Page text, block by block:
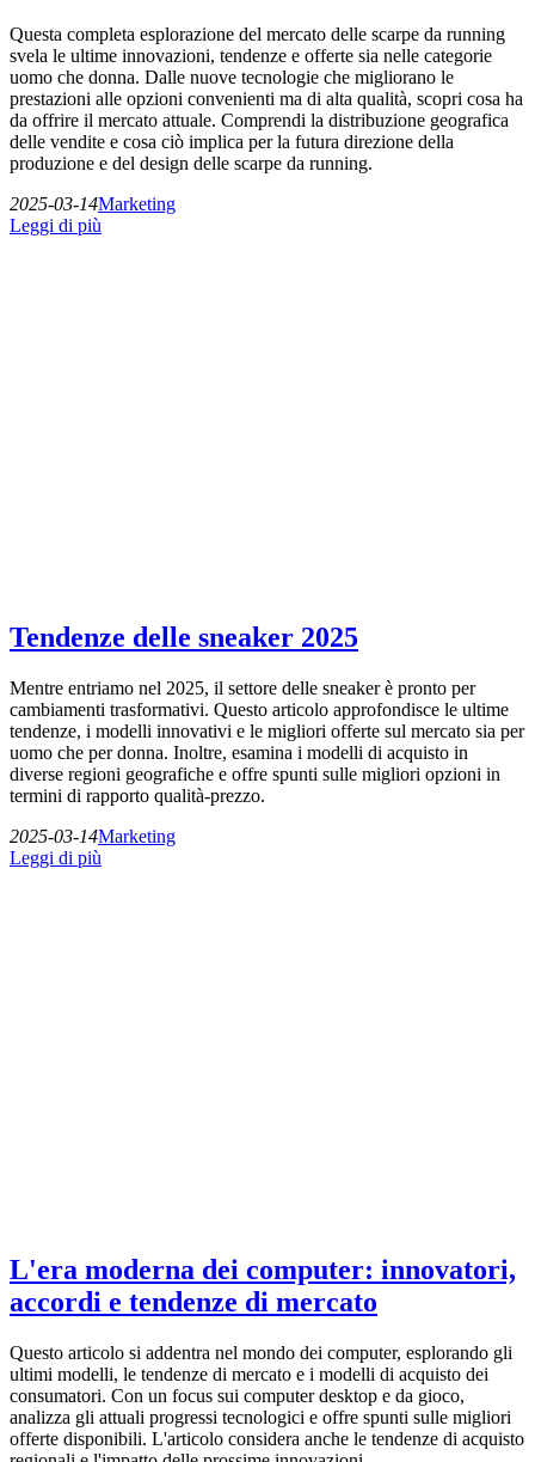
Questa completa esplorazione del mercato delle scarpe da running
svela le ultime innovazioni, tendenze e offerte sia nelle categorie
uomo che donna. Dalle nuove tecnologie che migliorano le
prestazioni alle opzioni convenienti ma di alta qualità, scopri cosa ha
da offrire il mercato attuale. Comprendi la distribuzione geografica
delle vendite e cosa ciò implica per la futura direzione della
produzione e del design delle scarpe da running.
2025-03-14Marketing
Leggi di più
Tendenze delle sneaker 2025
Mentre entriamo nel 2025, il settore delle sneaker è pronto per
cambiamenti trasformativi. Questo articolo approfondisce le ultime
tendenze, i modelli innovativi e le migliori offerte sul mercato sia per
uomo che per donna. Inoltre, esamina i modelli di acquisto in
diverse regioni geografiche e offre spunti sulle migliori opzioni in
termini di rapporto qualità-prezzo.
2025-03-14Marketing
Leggi di più
L'era moderna dei computer: innovatori,
accordi e tendenze di mercato
Questo articolo si addentra nel mondo dei computer, esplorando gli
ultimi modelli, le tendenze di mercato e i modelli di acquisto dei
consumatori. Con un focus sui computer desktop e da gioco,
analizza gli attuali progressi tecnologici e offre spunti sulle migliori
offerte disponibili. L'articolo considera anche le tendenze di acquisto